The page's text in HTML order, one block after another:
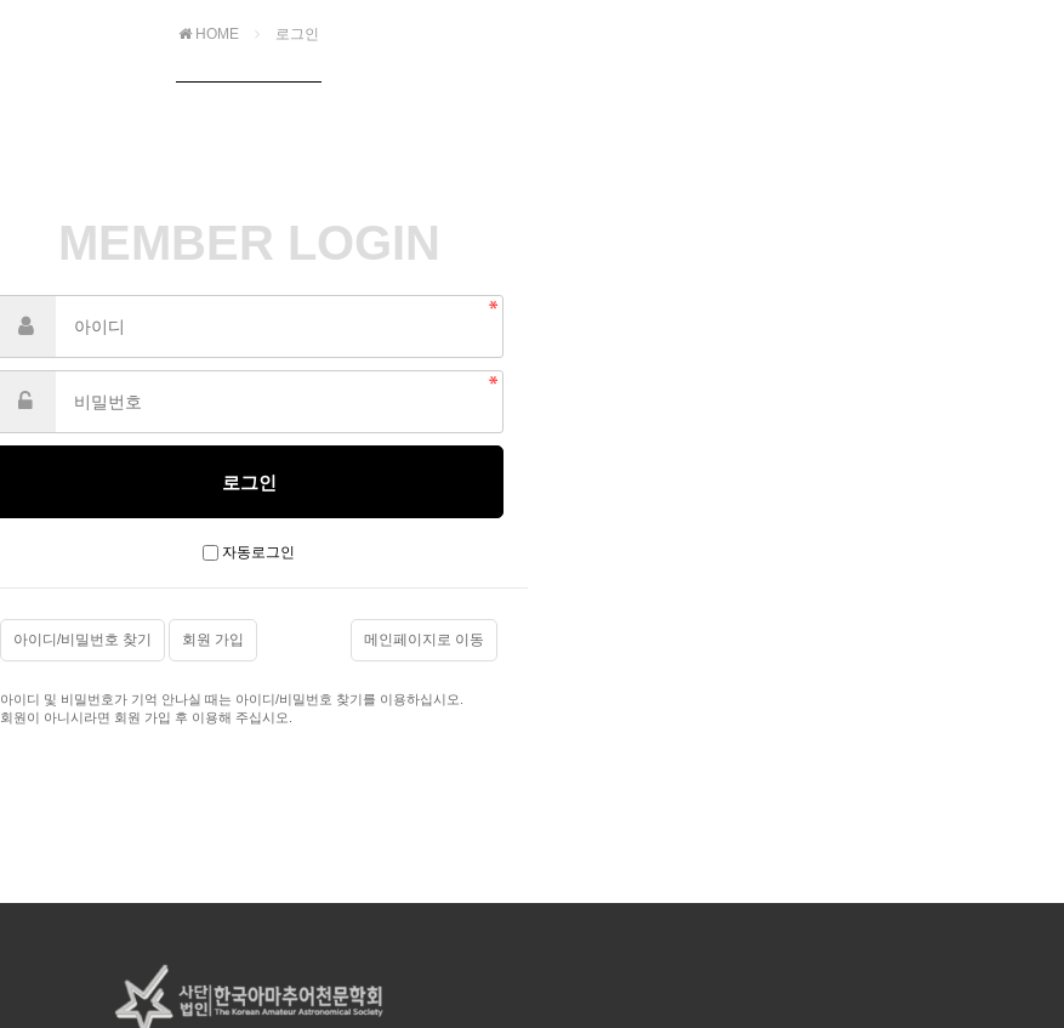
HOME 로그인
MEMBER LOGIN
자동로그인
아이디/비밀번호 찾기 회원 가입 메인페이지로 이동
아이디 및 비밀번호가 기억 안나실 때는 아이디/비밀번호 찾기를 이용하십시오.
회원이 아니시라면 회원 가입 후 이용해 주십시오.